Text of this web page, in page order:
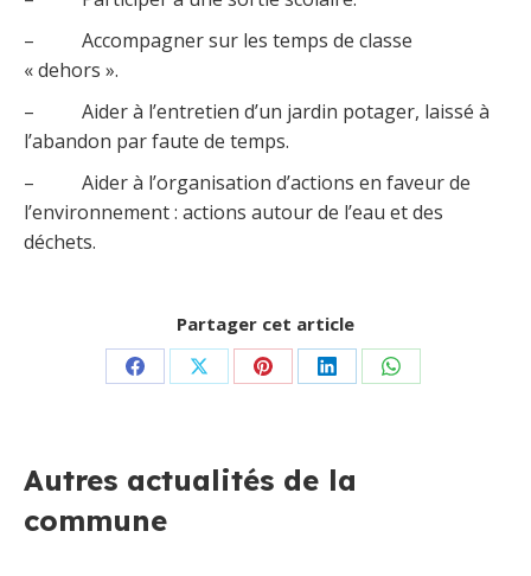
– Accompagner sur les temps de classe
« dehors ».
– Aider à l’entretien d’un jardin potager, laissé à
l’abandon par faute de temps.
– Aider à l’organisation d’actions en faveur de
l’environnement : actions autour de l’eau et des
déchets.
Partager cet article
PartagerPartagerPartagerPartagerPartager
Autres actualités de la
commune